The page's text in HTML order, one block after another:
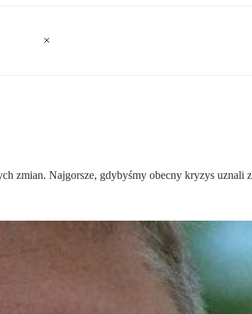
zmian. Najgorsze, gdybyśmy obecny kryzys uznali